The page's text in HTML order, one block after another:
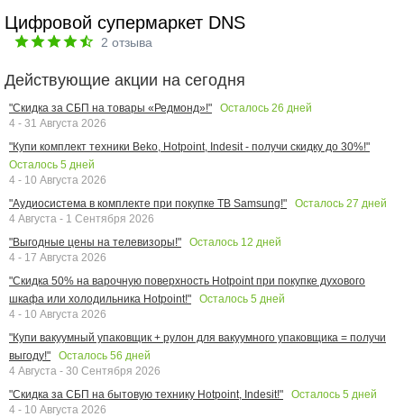
Цифровой супермаркет DNS
2 отзыва
Действующие акции на сегодня
"Скидка за СБП на товары «Редмонд»!" Осталось 26 дней
4 - 31 Августа 2026
"Купи комплект техники Beko, Hotpoint, Indesit - получи скидку до 30%!"
Осталось 5 дней
4 - 10 Августа 2026
"Аудиосистема в комплекте при покупке ТВ Samsung!"
Осталось 27 дней
4 Августа - 1 Сентября 2026
"Выгодные цены на телевизоры!"
Осталось 12 дней
4 - 17 Августа 2026
"Скидка 50% на варочную поверхность Hotpoint при покупке духового
шкафа или холодильника Hotpoint!"
Осталось 5 дней
4 - 10 Августа 2026
"Купи вакуумный упаковщик + рулон для вакуумного упаковщика = получи
выгоду!"
Осталось 56 дней
4 Августа - 30 Сентября 2026
"Скидка за СБП на бытовую технику Hotpoint, Indesit!"
Осталось 5 дней
4 - 10 Августа 2026